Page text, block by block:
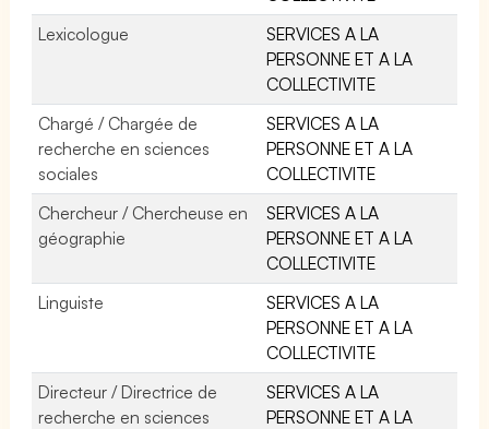
Lexicologue
SERVICES A LA
PERSONNE ET A LA
COLLECTIVITE
Chargé / Chargée de
recherche en sciences
sociales
SERVICES A LA
PERSONNE ET A LA
COLLECTIVITE
Chercheur / Chercheuse en
géographie
SERVICES A LA
PERSONNE ET A LA
COLLECTIVITE
Linguiste
SERVICES A LA
PERSONNE ET A LA
COLLECTIVITE
Directeur / Directrice de
recherche en sciences
SERVICES A LA
PERSONNE ET A LA